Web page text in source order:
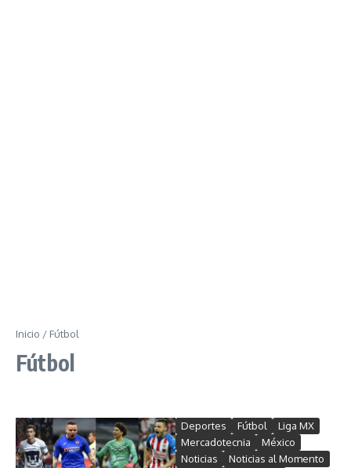
Inicio / Fútbol
Fútbol
Deportes Fútbol
Liga MX
Mercadotecnia
México
Noticias
Noticias al Momento